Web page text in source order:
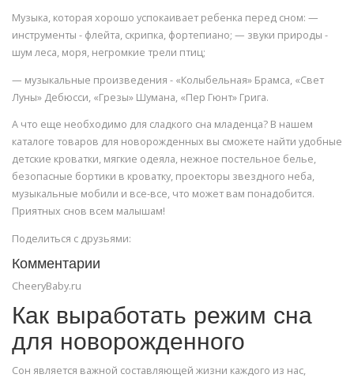
Музыка, которая хорошо успокаивает ребенка перед сном: —
инструменты - флейта, скрипка, фортепиано; — звуки природы -
шум леса, моря, негромкие трели птиц;
— музыкальные произведения - «Колыбельная» Брамса, «Свет
Луны» Дебюсси, «Грезы» Шумана, «Пер Гюнт» Грига.
А что еще необходимо для сладкого сна младенца? В нашем
каталоге товаров для новорожденных вы сможете найти удобные
детские кроватки, мягкие одеяла, нежное постельное белье,
безопасные бортики в кроватку, проекторы звездного неба,
музыкальные мобили и все-все, что может вам понадобится.
Приятных снов всем малышам!
Поделиться с друзьями:
Комментарии
CheeryBaby.ru
Как выработать режим сна
для новорожденного
Сон является важной составляющей жизни каждого из нас,